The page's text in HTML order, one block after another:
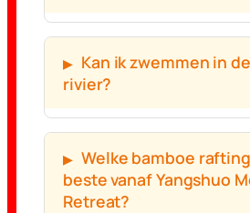
Kan ik zwemmen in
rivier?
Welke bamboe
beste vanaf Yangshuo
Retreat?